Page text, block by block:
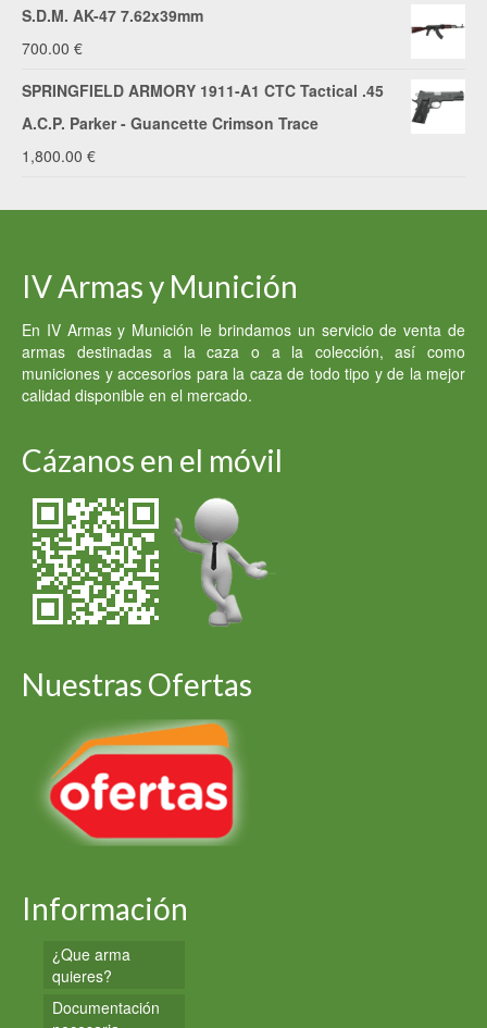
3,000.00 €.2,500.00 €.
S.D.M. AK-47 7.62x39mm
700.00 €
SPRINGFIELD ARMORY 1911-A1 CTC Tactical .45
A.C.P. Parker - Guancette Crimson Trace
1,800.00 €
IV Armas y Munición
En IV Armas y Munición le brindamos un servicio de venta de
armas destinadas a la caza o a la colección, así como
municiones y accesorios para la caza de todo tipo y de la mejor
calidad disponible en el mercado.
Cázanos en el móvil
Nuestras Ofertas
Información
¿Que arma
quieres?
Documentación